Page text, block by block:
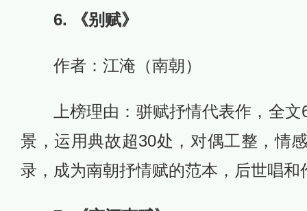
6. 《别赋》
作者：江淹（南朝）
上榜理由：骈赋抒情代表作，全
景，运用典故超30处，对偶工整，情
录，成为南朝抒情赋的范本，后世唱和